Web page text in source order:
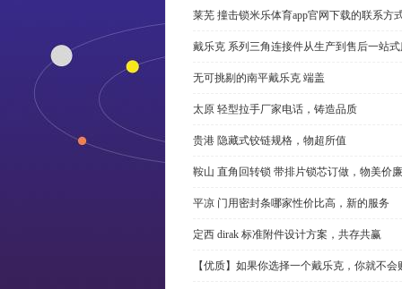
莱芜 撞击锁米乐体育app官网下载的联系方
戴乐克 系列三角连接件从生产到售后一站
无可挑剔的南平戴乐克 端盖
太原 轻型拉手厂家电话，铸造品质
贵港 隐藏式铰链规格，物超所值
鞍山 直角回转锁 带排片锁芯订做，物美价廉
平凉 门用密封条哪家性价比高，新的服务
定西 dirak 标准附件设计方案，共存共赢
【优质】如果你选择一个戴乐克，你就不